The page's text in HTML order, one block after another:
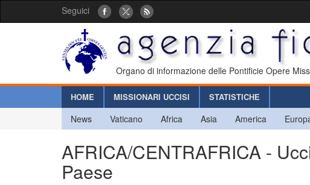
Seguici
Organo di informazione delle Pontificie Opere
HOME MISSIONARI UCCISI STATISTICHE
News Vaticano Africa Asia America
AFRICA/CENTRAFRICA -
Paese